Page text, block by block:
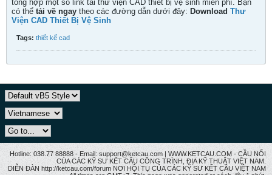
tổng hợp một số link tải thư viện CAD thiết bị vệ sinh miễn phí. Bạn
có thể tải về ngay theo các đường dẫn dưới đây: Download Thư
Viện CAD Thiết Bị Vệ Sinh
Tags: thiết kế cad
Hotline: 038.77 88888 - Email: support@ketcau.com | WWW.KETCAU.COM - CẦU NỐI
CỦA CÁC KỸ SƯ KẾT CẤU CÔNG TRÌNH, ĐỊA KỸ THUẬT VIỆT NAM.
DIỄN ĐÀN http://ketcau.com/forum NƠI HỘI TỤ CỦA CÁC KỸ SƯ KẾT CÂU VIỆT NAM